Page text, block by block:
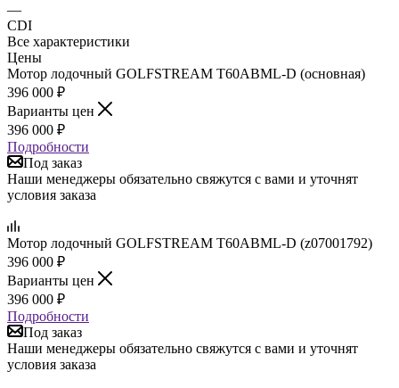
—
CDI
Все характеристики
Цены
Мотор лодочный GOLFSTREAM T60ABML-D (основная)
396 000 ₽
Варианты цен
396 000 ₽
Подробности
Под заказ
Наши менеджеры обязательно свяжутся с вами и уточнят
условия заказа
Мотор лодочный GOLFSTREAM T60ABML-D (z07001792)
396 000 ₽
Варианты цен
396 000 ₽
Подробности
Под заказ
Наши менеджеры обязательно свяжутся с вами и уточнят
условия заказа